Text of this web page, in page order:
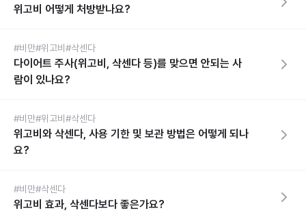
위고비 어떻게 처방받나요?
#비만#위고비 #삭센다
다이어트 주사(위고비, 삭센다 등)를 맞으면 안되는 사
람이 있나요?
#비만#위고비 #삭센다
위고비와 삭센다, 사용 기한 및 보관 방법은 어떻게 되나
요?
#비만#삭센다
위고비 효과, 삭센다보다 좋은가요?